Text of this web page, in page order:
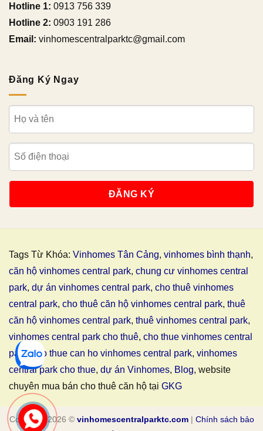
Hotline 1: 0913 756 339
Hotline 2: 0903 191 286
Email: vinhomescentralparktc@gmail.com
Đăng Ký Ngay
Tags Từ Khóa: Vinhomes Tân Cảng, vinhomes bình thạnh,
căn hộ vinhomes central park, chung cư vinhomes central
park, dự án vinhomes central park, cho thuê vinhomes
central park, cho thuê căn hộ vinhomes central park, thuê
căn hộ vinhomes central park, thuê vinhomes central park,
vinhomes central park cho thuê, cho thue vinhomes central
park,cho thue can ho vinhomes central park, vinhomes
central park cho thue, dự án Vinhomes, Blog, website
chuyên mua bán cho thuê căn hộ tại GKG
Copyright 2026 © vinhomescentralparktc.com| Chính sách bảo